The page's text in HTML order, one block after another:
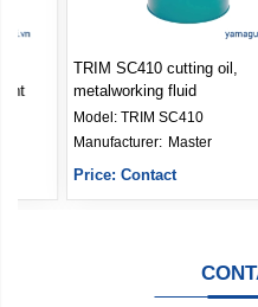
TRIM SC410 cutting oil,
metalworking fluid
TRIM SC410
Manufacturer: Master
Price: Contact